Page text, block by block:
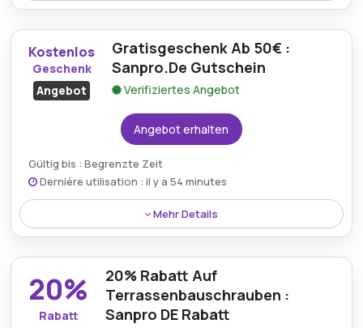
Kunden können im August 2026 von Sanpro DE
Rabatten profitieren und bis zu 25% auf hochwertige
Bauartikel sparen.
Kostenlos
Geschenk
Angebot
Gratisgeschenk Ab 50€ :
Sanpro.De Gutschein
Verifiziertes Angebot
Angebot erhalten
Gültig bis : Begrenzte Zeit
Dernière utilisation : il y a 54 minutes
Mehr Details
Einkäufer erhalten ein kostenloses Geschenk bei
Bestellungen über 50 € mit einem Sanpro.de
Gutschein, wodurch der Einkauf noch wertvoller wird.
20%
Rabatt
20% Rabatt Auf
Terrassenbauschrauben :
Sanpro DE Rabatt